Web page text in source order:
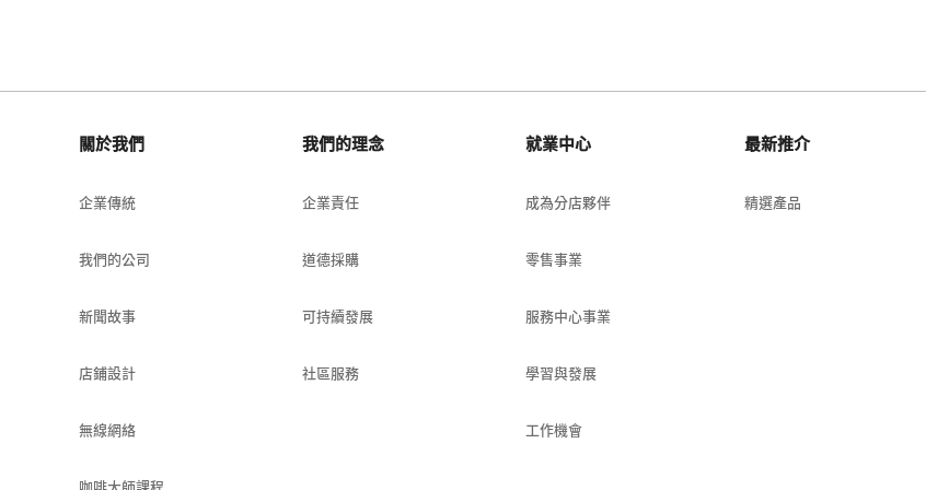
關於我們
企業傳統
我們的公司
新聞故事
店鋪設計
無線網絡
我們的理念
企業責任
道德採購
可持續發展
社區服務
就業中心
成為分店夥伴
零售事業
服務中心事業
學習與發展
工作機會
最新推介
精選產品